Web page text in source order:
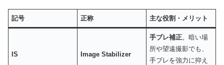
記号 正称 主な役割・メリット
IS Image Stabilizer
手ブレ補正。暗い場
所や望遠撮影でも、
手ブレを強力に抑え